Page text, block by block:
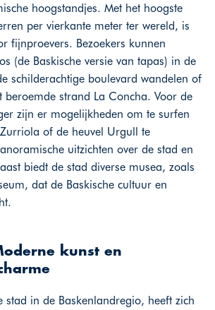
hoogstandjes. Met het hoogste
per vierkante meter ter wereld, is
fijnproevers. Bezoekers kunnen
(de Baskische versie van tapas) in de
schilderachtige boulevard wandelen of
beroemde strand La Concha. Voor de
zijn er mogelijkheden om te surfen
of de heuvel Urgull te
uitzichten over de stad en
biedt de stad diverse musea, zoals
dat de Baskische cultuur en
kunst en
stad in de Baskenlandregio, heeft zich